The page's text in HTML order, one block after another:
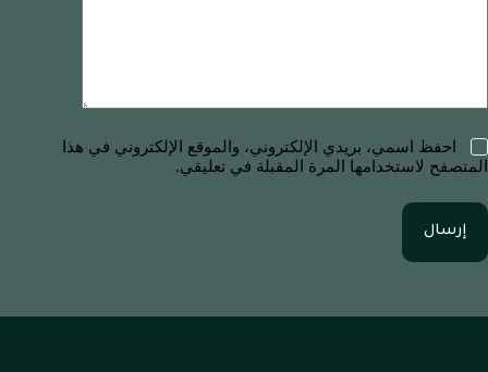
احفظ اسمي، بريدي الإلكتروني، والموقع الإلكتروني في هذا
المتصفح لاستخدامها المرة المقبلة في تعليقي.
إرسال